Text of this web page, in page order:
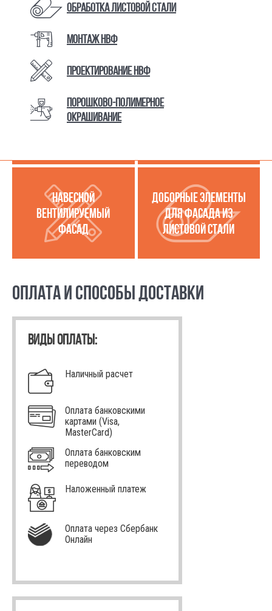
Обработка листовой стали
Монтаж НВФ
Проектирование НВФ
Порошково-полимерное
окрашивание
КАТАЛОГ ТОВАРОВ И УСЛУГ
УСЛУГИ ПО РАБОТЕ С
ЛИСТОВОЙ СТАЛЬЮ
МЕТАЛЛОКАССЕТЫ
НАВЕСНОЙ
ВЕНТИЛИРУЕМЫЙ
ФАСАД
ДОБОРНЫЕ ЭЛЕМЕНТЫ
ДЛЯ ФАСАДА ИЗ
ЛИСТОВОЙ СТАЛИ
ОПЛАТА И СПОСОБЫ ДОСТАВКИ
ВИДЫ ОПЛАТЫ:
Наличный расчет
Оплата банковскими
картами (Visa,
MasterCard)
Оплата банковским
переводом
Наложенный платеж
Оплата через Сбербанк
Онлайн